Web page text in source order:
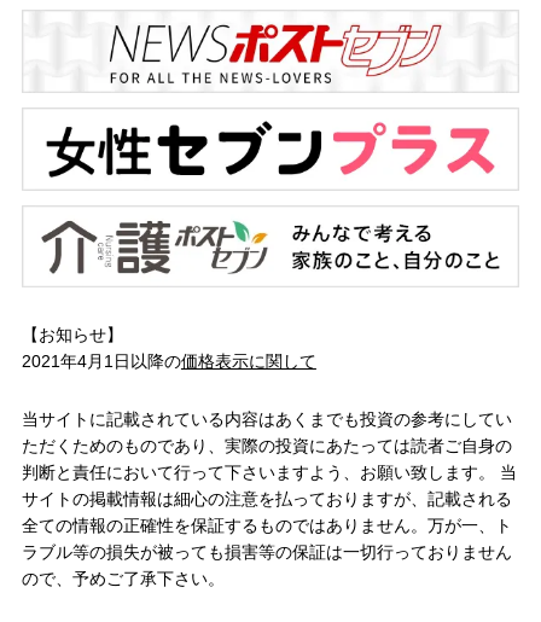
【お知らせ】
2021年4月1日以降の価格表示に関して
当サイトに記載されている内容はあくまでも投資の参考にしてい
ただくためのものであり、実際の投資にあたっては読者ご自身の
判断と責任において行って下さいますよう、お願い致します。 当
サイトの掲載情報は細心の注意を払っておりますが、記載される
全ての情報の正確性を保証するものではありません。万が一、ト
ラブル等の損失が被っても損害等の保証は一切行っておりません
ので、予めご了承下さい。